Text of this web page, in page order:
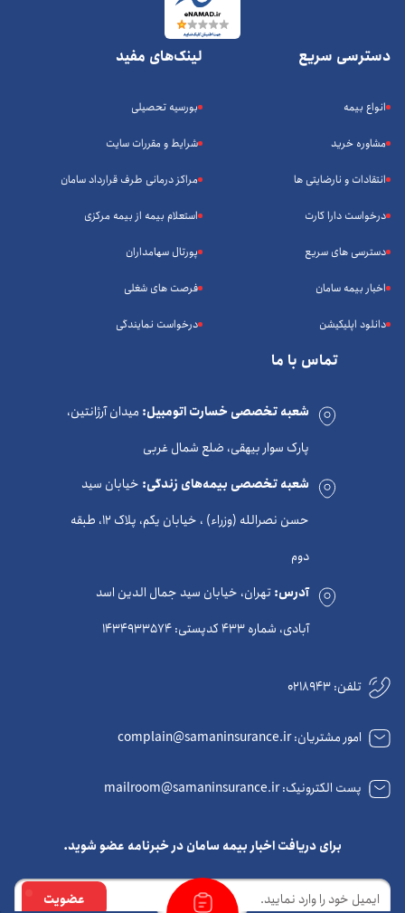
دسترسی سریع
انواع بیمه
مشاوره خرید
انتقادات و نارضایتی ها
درخواست دارا کارت
دسترسی های سریع
اخبار بیمه سامان
دانلود اپلیکیشن
لینک‌های مفید
بورسیه تحصیلی
شرایط و مقررات سایت
مراکز درمانی طرف قرارداد سامان
استعلام بیمه از بیمه مرکزی
پورتال سهامداران
فرصت های شغلی
درخواست نمایندگی
تماس با ما
شعبه تخصصی خسارت اتومبیل: میدان آرژانتین،
پارک سوار بیهقی، ضلع شمال غربی
شعبه تخصصی بیمه‌های زندگی: خیابان سید
حسن نصرالله (وزراء) ، خیابان یکم، پلاک 12، طبقه
دوم
آدرس:تهران، خیابان سید جمال الدین اسد
آبادی، شماره 433 کدپستی: 1434933574
تلفن:0218943
امور مشتریان: complain@samaninsurance.ir
پست الکترونیک: mailroom@samaninsurance.ir
برای دریافت اخبار بیمه سامان در خبرنامه عضو شوید.
ایمیل عضویت